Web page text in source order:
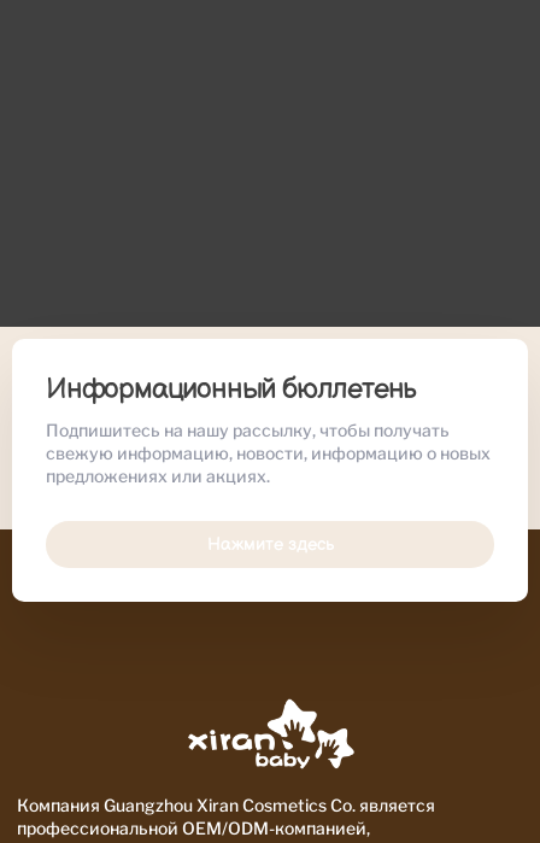
Информационный бюллетень
Подпишитесь на нашу рассылку, чтобы получать
свежую информацию, новости, информацию о новых
предложениях или акциях.
Нажмите здесь
Компания Guangzhou Xiran Cosmetics Co. является
профессиональной OEM/ODM-компанией,